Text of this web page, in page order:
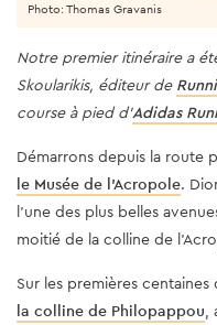
Notre premier itinéraire a
Skoularikis, éditeur de
course à pied d'Adidas
Démarrons depuis la route
le Musée de l'Acropole.
l'une des plus belles
moitié de la colline de
Sur les premières
la colline de Philopappou,
Photo: Thomas Gravanis